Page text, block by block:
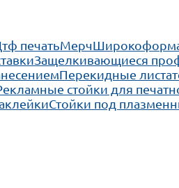
печатьМерч
Защелкивающиеся
Перекидные
стойки для
Стойки под